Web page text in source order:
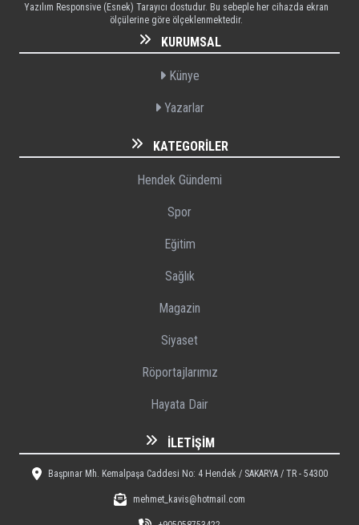
Yazılım Responsive (Esnek) Tarayıcı dostudur. Bu sebeple her cihazda ekran
ölçülerine göre ölçeklenmektedir.
KURUMSAL
Künye
Yazarlar
KATEGORILER
Hendek Gündemi
Spor
Eğitim
Sağlık
Magazin
Siyaset
Röportajlarımız
Hayata Dair
İLETIŞIM
Başpınar Mh. Kemalpaşa Caddesi No: 4 Hendek / SAKARYA / TR - 54300
mehmet_kavis@hotmail.com